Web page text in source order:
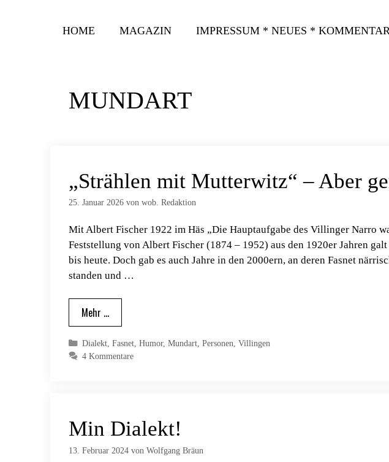
HOME MAGAZIN IMPRESSUM * NEUES *
MUNDART
„Strählen mit Mutterwitz“ – Aber
25. Januar 2026 von wob. Redaktion
Mit Albert Fischer 1922 im Häs „Die Hauptaufgabe des Villinger Narro
Feststellung von Albert Fischer (1874 – 1952) aus den 1920er Jahren
bis heute. Doch gab es auch Jahre in den 2000ern, an deren Fasnet
standen und …
Mehr …
Kategorien
Dialekt, Fasnet, Humor, Mundart, Personen, Villingen
4 Kommentare
Min Dialekt!
13. Februar 2024 von Wolfgang Bräun